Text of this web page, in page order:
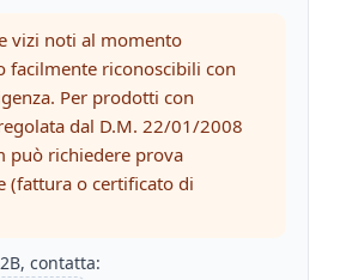
vizi noti al momento
facilmente riconoscibili con
Per prodotti con
dal D.M. 22/01/2008
può richiedere prova
(fattura o certificato di
contatta: